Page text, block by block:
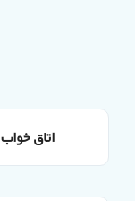
اتاق خواب